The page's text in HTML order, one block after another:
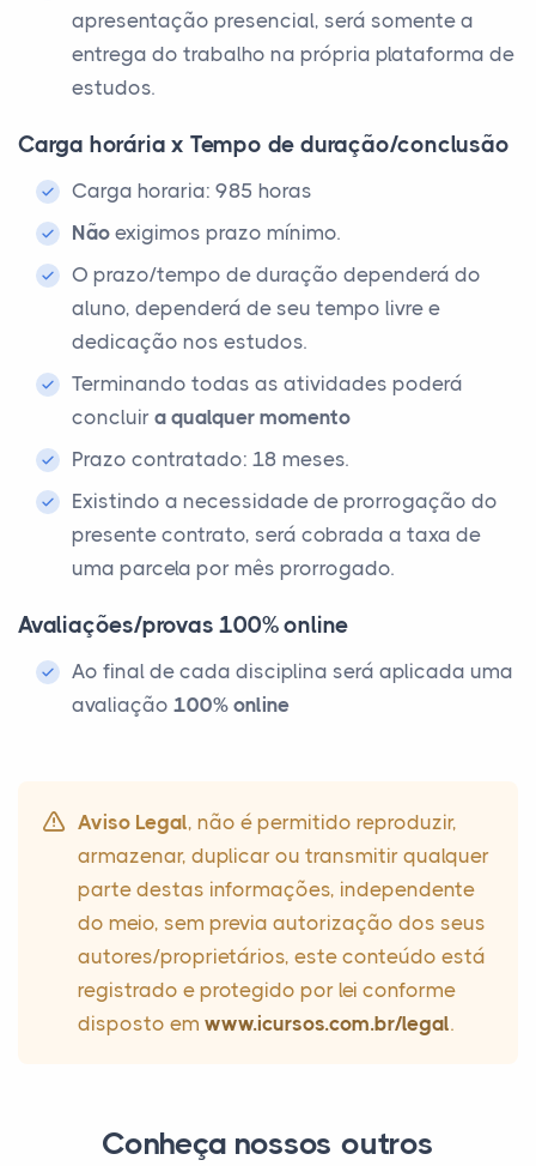
apresentação presencial, será somente a
entrega do trabalho na própria plataforma de
estudos.
Carga horária x Tempo de duração/conclusão
Carga horaria: 985 horas
Não exigimos prazo mínimo.
O prazo/tempo de duração dependerá do
aluno, dependerá de seu tempo livre e
dedicação nos estudos.
Terminando todas as atividades poderá
concluir a qualquer momento
Prazo contratado: 18 meses.
Existindo a necessidade de prorrogação do
presente contrato, será cobrada a taxa de
uma parcela por mês prorrogado.
Avaliações/provas 100% online
Ao final de cada disciplina será aplicada uma
avaliação 100% online
Aviso Legal, não é permitido reproduzir,
armazenar, duplicar ou transmitir qualquer
parte destas informações, independente
do meio, sem previa autorização dos seus
autores/proprietários, este conteúdo está
registrado e protegido por lei conforme
disposto em www.icursos.com.br/legal.
Conheça nossos outros